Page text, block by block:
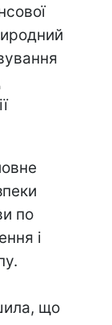
по
і
що